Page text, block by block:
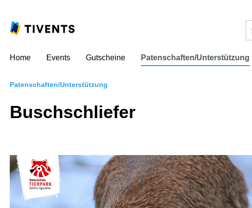
Home Events Gutscheine Patenschaften/Unterstützung
Patenschaften/Unterstützung
Buschschliefer